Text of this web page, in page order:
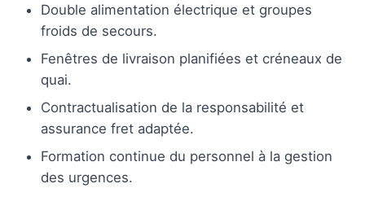
Double alimentation électrique et groupes
froids de secours.
Fenêtres de livraison planifiées et créneaux de
quai.
Contractualisation de la responsabilité et
assurance fret adaptée.
Formation continue du personnel à la gestion
des urgences.